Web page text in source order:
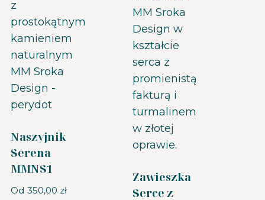
Naszyjnik
Serena
MMNS1
Od 350,00 zł
Zawieszka
Serce z